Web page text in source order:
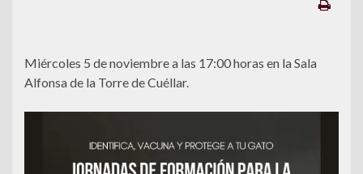
Miércoles 5 de noviembre a las 17:00 horas en la Sala
Alfonsa de la Torre de Cuéllar.